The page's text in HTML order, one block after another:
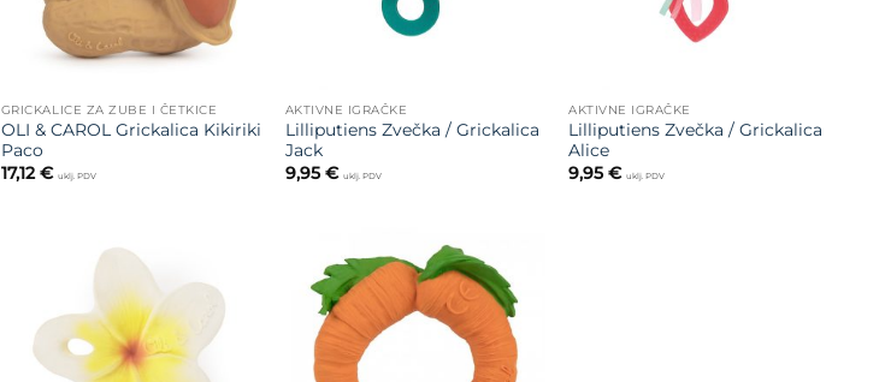
GRICKALICE ZA ZUBE I ČETKICE
OLI & CAROL Grickalica Kikiriki
Paco
17,12€ uklj. PDV
AKTIVNE IGRAČKE
Lilliputiens Zvečka / Grickalica
Jack
9,95 € uklj. PDV
AKTIVNE IGRAČKE
Lilliputiens Zvečka / Grickalica
Alice
9,95€ uklj. PDV
Dodajte
želja
Dodajte
na listu
želja